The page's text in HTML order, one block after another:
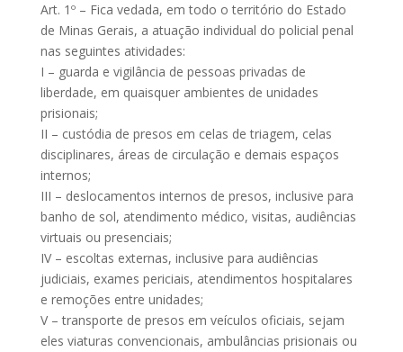
Art. 1º – Fica vedada, em todo o território do Estado
de Minas Gerais, a atuação individual do policial penal
nas seguintes atividades:
I – guarda e vigilância de pessoas privadas de
liberdade, em quaisquer ambientes de unidades
prisionais;
II – custódia de presos em celas de triagem, celas
disciplinares, áreas de circulação e demais espaços
internos;
III – deslocamentos internos de presos, inclusive para
banho de sol, atendimento médico, visitas, audiências
virtuais ou presenciais;
IV – escoltas externas, inclusive para audiências
judiciais, exames periciais, atendimentos hospitalares
e remoções entre unidades;
V – transporte de presos em veículos oficiais, sejam
eles viaturas convencionais, ambulâncias prisionais ou